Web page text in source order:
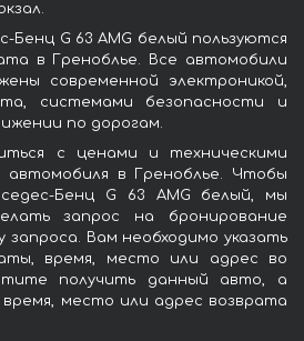
Бенц G 63 AMG белый пользуются
в Греноблье. Все автомобили
современной электроникой,
системами безопасности и
по дорогам.
с ценами и техническими
в Греноблье. Чтобы
Бенц G 63 AMG белый, мы
запрос на бронирование
запроса. Вам необходимо указать
время, место или адрес во
получить данный авто, а
место или адрес возврата